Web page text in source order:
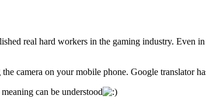
real hard workers in the gaming industry.
camera on your mobile phone. Google translator
can be understood